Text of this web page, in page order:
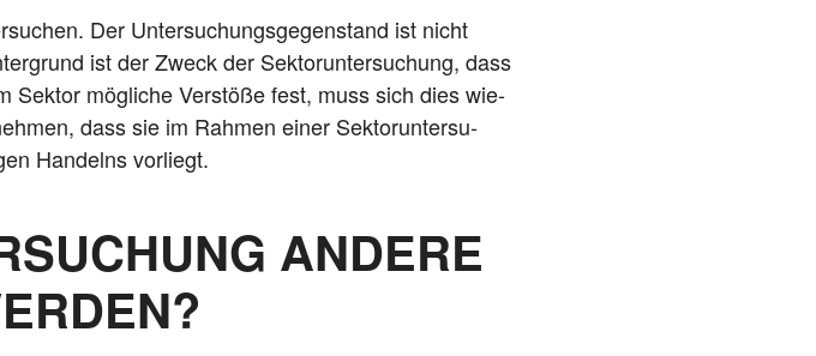
Der Unter­su­chungs­ge­gen­stand ist nicht
ist der Zweck der Sek­tor­un­ter­su­chung, dass
Sek­tor mög­li­che Ver­stö­ße fest, muss sich dies wie­
dass sie im Rah­men einer Sek­tor­un­ter­su­
Han­delns vorliegt.
ANDERE